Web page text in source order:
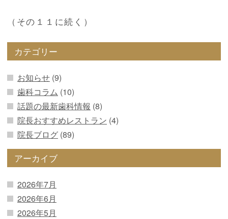
（その１１に続く）
カテゴリー
お知らせ (9)
歯科コラム (10)
話題の最新歯科情報 (8)
院長おすすめレストラン (4)
院長ブログ (89)
アーカイブ
2026年7月
2026年6月
2026年5月